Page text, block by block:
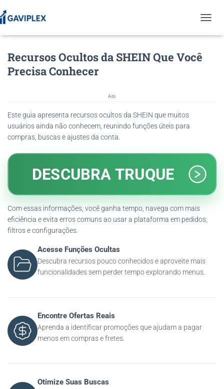
O
Recursos Ocultos da SHEIN Que Você
Precisa Conhecer
Ads
Este guia apresenta recursos ocultos da SHEIN que muitos
usuários ainda não conhecem, reunindo funções úteis para
compras, buscas e ajustes da conta.
DESCUBRA TRUQUE
Com essas informações, você ganha tempo, navega com mais
eficiência e evita erros comuns ao usar a plataforma em pedidos,
filtros e configurações.
Acesse Funções Ocultas
Descubra recursos pouco conhecidos e aproveite mais
funcionalidades sem perder tempo explorando menus.
Encontre Ofertas Reais
Aprenda a identificar promoções que ajudam a pagar
menos em compras e fretes.
Otimize Suas Buscas